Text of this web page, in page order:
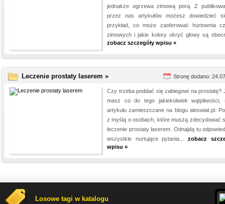
jednakże ogrzewa zimową porą. Z
przez nas artykułów możesz dowiedzieć
przykład, co może zaoferować hurtownia
zimowych i jakie kolory okryć głowy są
zobacz szczegóły wpisu »
Leczenie prostaty laserem » Stronę dodano:
Czy trzeba poddać się zabiegowi na prostatę?
masz co do tego jakiekolwiek wątpliwości,
artykułu zamieszczane na blogu aleswiat.pl.
z myślą o osobach, które muszą zdecydować
leczenie prostaty laserem. Odnajdą tu
wszystkie nurtujące pytania...zobacz
wpisu »
Losowe tagi w katalogu